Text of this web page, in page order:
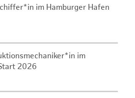
im Hamburger Hafen
im
2026